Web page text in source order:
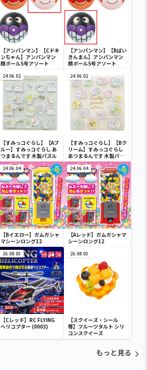
【アンパンマン】【Cドキ
ンちゃん】アンパンマン
顔ボール5号アソート
【アンパンマン】【Bばい
きんまん】アンパンマン
顔ボール5号アソート
24.06.02
【すみっコぐらし】【Aブ
ルー】すみっコぐらし あ
つまるんです 木製パズル
24.06.02
【すみっコぐらし】【Bク
リーム】すみっコぐらし
あつまるんです 木製パズ
ル
24.06.04
【Bイエロー】ガムガシャ
マシーンロング12
24.06.04
【Aレッド】ガムガシャマ
シーンロング12
26.08.03
【Cレッド】RC FLYING
ヘリコプター (0003)
26.08.03
【スクイーズ・シール
等】フルーツタルト シリ
コンスクイーズ
もっと見る